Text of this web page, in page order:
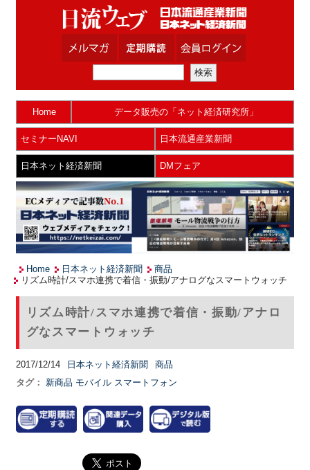
Home データ販売の「ネット経済研究所」
セミナーNAVI 日本流通産業新聞
日本ネット経済新聞 DMフェア
Home 日本ネット経済新聞
商品
リズム時計/スマホ連携で着信・振動/アナログなスマートウォッチ
リズム時計/スマホ連携で着信・振動/アナロ
グなスマートウォッチ
2017/12/14 日本ネット経済新聞
商品
タグ：
新商品 モバイル スマートフォン